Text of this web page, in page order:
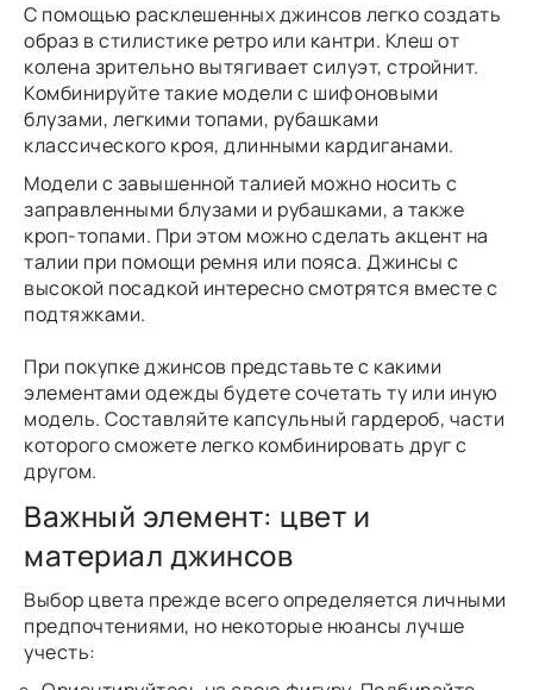
С помощью расклешенных джинсов легко создать
образ в стилистике ретро или кантри. Клеш от
колена зрительно вытягивает силуэт, стройнит.
Комбинируйте такие модели с шифоновыми
блузами, легкими топами, рубашками
классического кроя, длинными кардиганами.
Модели с завышенной талией можно носить с
заправленными блузами и рубашками, а также
кроп-топами. При этом можно сделать акцент на
талии при помощи ремня или пояса. Джинсы с
высокой посадкой интересно смотрятся вместе с
подтяжками.
При покупке джинсов представьте с какими
элементами одежды будете сочетать ту или иную
модель. Составляйте капсульный гардероб, части
которого сможете легко комбинировать друг с
другом.
Важный элемент: цвет и
материал джинсов
Выбор цвета прежде всего определяется личными
предпочтениями, но некоторые нюансы лучше
учесть: